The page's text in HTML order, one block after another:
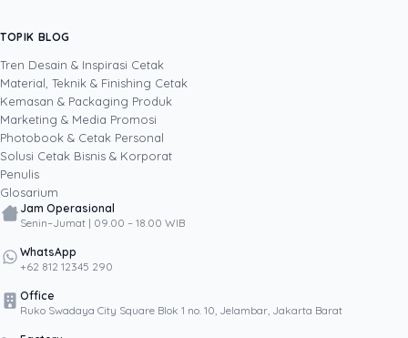
sampai kemasan produk, selalu dengan
kacamata data dan dampak bisnis nyata.
Popular
TOPIK BLOG
Tren Desain & Inspirasi Cetak
Material, Teknik & Finishing Cetak
Kemasan & Packaging Produk
Marketing & Media Promosi
Photobook & Cetak Personal
Solusi Cetak Bisnis & Korporat
Penulis
Glosarium
Jam Operasional
Senin–Jumat | 09.00 – 18.00 WIB
WhatsApp
+62 812 12345 290
Office
Ruko Swadaya City Square Blok 1 no. 10, Jelambar, Jakarta Barat